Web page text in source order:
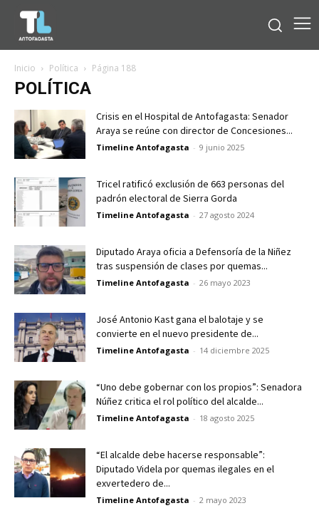
Inicio Política Página 188
POLÍTICA
Crisis en el Hospital de Antofagasta: Senador
Araya se reúne con director de Concesiones...
Timeline Antofagasta - 9 junio 2025
Tricel ratificó exclusión de 663 personas del
padrón electoral de Sierra Gorda
Timeline Antofagasta - 27 agosto 2024
Diputado Araya oficia a Defensoría de la Niñez
tras suspensión de clases por quemas...
Timeline Antofagasta - 26 mayo 2023
José Antonio Kast gana el balotaje y se
convierte en el nuevo presidente de...
Timeline Antofagasta - 14 diciembre 2025
“Uno debe gobernar con los propios”: Senadora
Núñez critica el rol político del alcalde...
Timeline Antofagasta - 18 agosto 2025
“El alcalde debe hacerse responsable”:
Diputado Videla por quemas ilegales en el
exvertedero de...
Timeline Antofagasta - 2 mayo 2023